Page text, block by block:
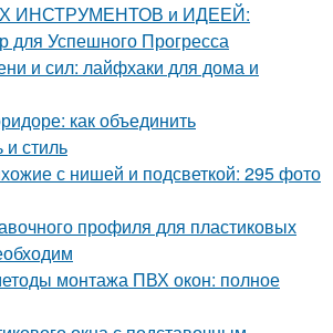
ИНСТРУМЕНТОВ и ИДЕЕЙ:
для Успешного Прогресса
и сил: лайфхаки для дома и
как объединить
и стиль
с нишей и подсветкой: 295 фото
профиля для пластиковых
монтажа ПВХ окон: полное